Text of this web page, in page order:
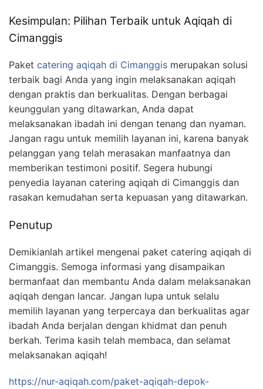
Kesimpulan: Pilihan Terbaik untuk Aqiqah di
Cimanggis
Paket catering aqiqah di Cimanggis merupakan solusi
terbaik bagi Anda yang ingin melaksanakan aqiqah
dengan praktis dan berkualitas. Dengan berbagai
keunggulan yang ditawarkan, Anda dapat
melaksanakan ibadah ini dengan tenang dan nyaman.
Jangan ragu untuk memilih layanan ini, karena banyak
pelanggan yang telah merasakan manfaatnya dan
memberikan testimoni positif. Segera hubungi
penyedia layanan catering aqiqah di Cimanggis dan
rasakan kemudahan serta kepuasan yang ditawarkan.
Penutup
Demikianlah artikel mengenai paket catering aqiqah di
Cimanggis. Semoga informasi yang disampaikan
bermanfaat dan membantu Anda dalam melaksanakan
aqiqah dengan lancar. Jangan lupa untuk selalu
memilih layanan yang terpercaya dan berkualitas agar
ibadah Anda berjalan dengan khidmat dan penuh
berkah. Terima kasih telah membaca, dan selamat
melaksanakan aqiqah!
https://nur-aqiqah.com/paket-aqiqah-depok-